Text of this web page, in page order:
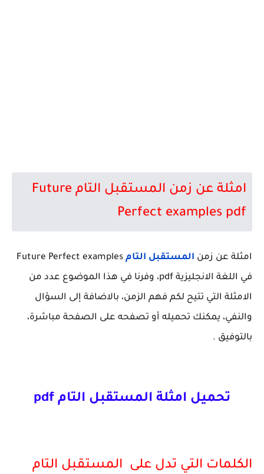
امثلة عن زمن المستقبل التام Future
Perfect examples pdf
امثلة عن زمن المستقبل التام Future Perfect examples
في اللغة الانجليزية pdf، وفرنا في هذا الموضوع عدد من
الامثلة التي تتيح لكم فهم الزمن، بالاضافة إلى السؤال
والنفي، يمكنك تحميله أو تصفحه على الصفحة مباشرة،
بالتوفيق .
تحميل امثلة المستقبل التام pdf
الكلمات التي تدل على المستقبل التام